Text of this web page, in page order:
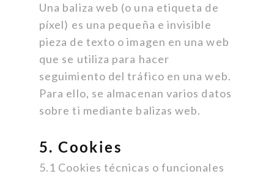
Una baliza web (o una etiqueta de
píxel) es una pequeña e invisible
pieza de texto o imagen en una web
que se utiliza para hacer
seguimiento del tráfico en una web.
Para ello, se almacenan varios datos
sobre ti mediante balizas web.
5. Cookies
5.1 Cookies técnicas o funcionales